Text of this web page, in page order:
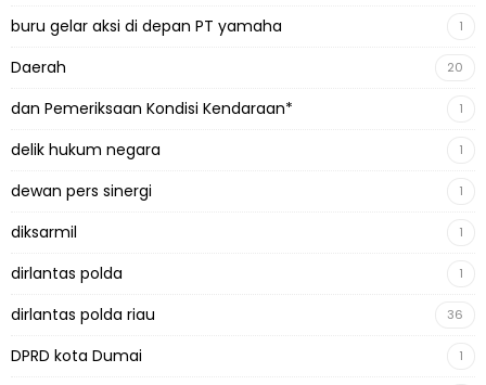
buru gelar aksi di depan PT yamaha 1
Daerah 20
dan Pemeriksaan Kondisi Kendaraan* 1
delik hukum negara 1
dewan pers sinergi 1
diksarmil 1
dirlantas polda 1
dirlantas polda riau 36
DPRD kota Dumai 1